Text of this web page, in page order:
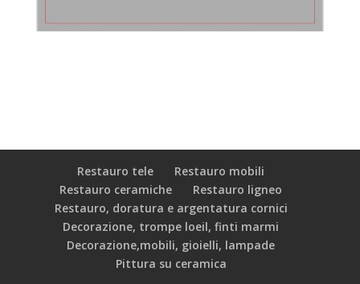
Restauro tele
Restauro mobili
Restauro ceramiche
Restauro ligneo
Restauro, doratura e argentatura cornici
Decorazione, trompe loeil, finti marmi
Decorazione,mobili, gioielli, lampade
Pittura su ceramica